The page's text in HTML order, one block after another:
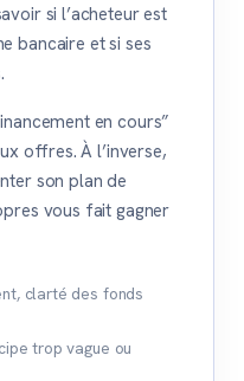
si l’acheteur est
bancaire et si ses
en cours”
offres. À l’inverse,
son plan de
vous fait gagner
clarté des fonds
trop vague ou